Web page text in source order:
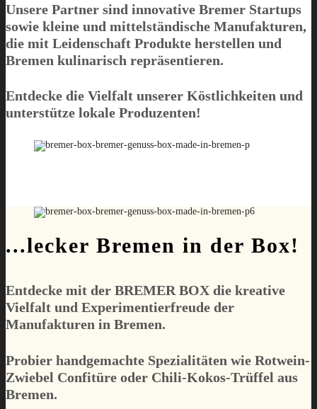
Unsere Partner sind innovative Bremer Startups
sowie kleine und mittelständische Manufakturen,
die mit Leidenschaft Produkte herstellen und
Bremen kulinarisch repräsentieren.
Entdecke die Vielfalt unserer Köstlichkeiten und
unterstütze lokale Produzenten!
...lecker Bremen in der Box!
Entdecke mit der BREMER BOXdie kreative
Vielfalt und Experimentierfreude der
Manufakturen in Bremen.
Probier handgemachte Spezialitäten wie Rotwein-
Zwiebel Confitüre oder Chili-Kokos-Trüffel aus
Bremen.